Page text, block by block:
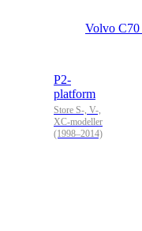
Volvo C70
P2-
platform
Store S-, V-,
XC-modeller
(1998–2014)